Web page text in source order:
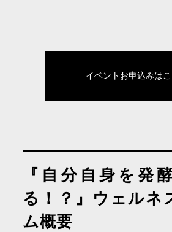
イベントお申込みは
『自分自身を発
る！？』ウェルネ
ム概要